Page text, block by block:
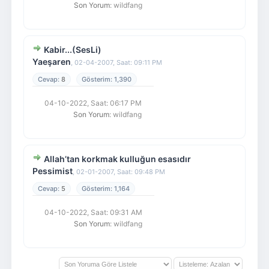
Son Yorum: wildfang
Kabir...(SesLi)
Yaeşaren, 02-04-2007, Saat: 09:11 PM
8
1,390
04-10-2022, Saat: 06:17 PM
Son Yorum: wildfang
Allah’tan korkmak kulluğun esasıdır
Pessimist, 02-01-2007, Saat: 09:48 PM
5
1,164
04-10-2022, Saat: 09:31 AM
Son Yorum: wildfang